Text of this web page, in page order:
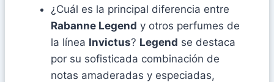
¿Cuál es la principal diferencia entre
Rabanne Legend y otros perfumes de
la línea Invictus? Legend se destaca
por su sofisticada combinación de
notas amaderadas y especiadas,